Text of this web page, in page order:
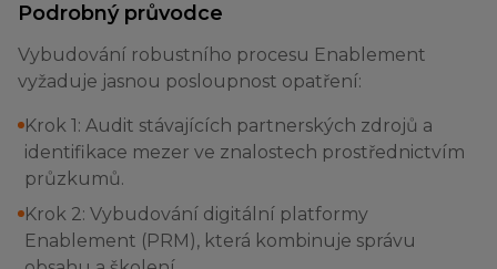
Podrobný průvodce
Vybudování robustního procesu Enablement
vyžaduje jasnou posloupnost opatření:
Krok 1: Audit stávajících partnerských zdrojů a
identifikace mezer ve znalostech prostřednictvím
průzkumů.
Krok 2: Vybudování digitální platformy
Enablement (PRM), která kombinuje správu